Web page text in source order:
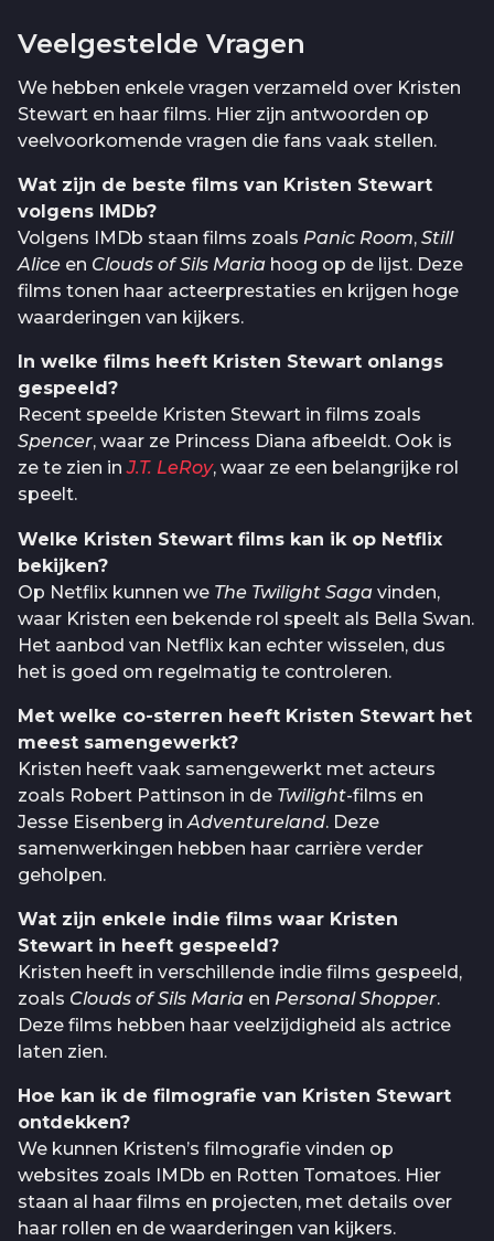
Veelgestelde Vragen
We hebben enkele vragen verzameld over Kristen
Stewart en haar films. Hier zijn antwoorden op
veelvoorkomende vragen die fans vaak stellen.
Wat zijn de beste films van Kristen Stewart
volgens IMDb?
Volgens IMDb staan films zoals Panic Room, Still
Alice en Clouds of Sils Maria hoog op de lijst. Deze
films tonen haar acteerprestaties en krijgen hoge
waarderingen van kijkers.
In welke films heeft Kristen Stewart onlangs
gespeeld?
Recent speelde Kristen Stewart in films zoals
Spencer, waar ze Princess Diana afbeeldt. Ook is
ze te zien inJ.T. LeRoy, waar ze een belangrijke rol
speelt.
Welke Kristen Stewart films kan ik op Netflix
bekijken?
Op Netflix kunnen we The Twilight Saga vinden,
waar Kristen een bekende rol speelt als Bella Swan.
Het aanbod van Netflix kan echter wisselen, dus
het is goed om regelmatig te controleren.
Met welke co-sterren heeft Kristen Stewart het
meest samengewerkt?
Kristen heeft vaak samengewerkt met acteurs
zoals Robert Pattinson in de Twilight-films en
Jesse Eisenberg inAdventureland. Deze
samenwerkingen hebben haar carrière verder
geholpen.
Wat zijn enkele indie films waar Kristen
Stewart in heeft gespeeld?
Kristen heeft in verschillende indie films gespeeld,
zoals Clouds of Sils Maria en Personal Shopper.
Deze films hebben haar veelzijdigheid als actrice
laten zien.
Hoe kan ik de filmografie van Kristen Stewart
ontdekken?
We kunnen Kristen’s filmografie vinden op
websites zoals IMDb en Rotten Tomatoes. Hier
staan al haar films en projecten, met details over
haar rollen en de waarderingen van kijkers.